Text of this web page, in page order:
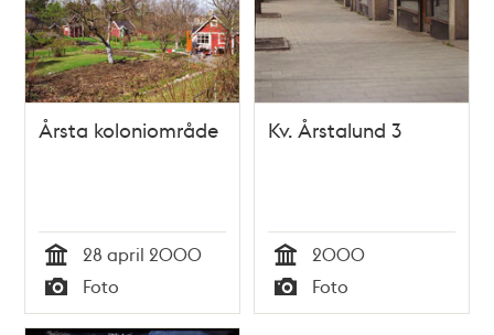
Årsta koloniområde
Tid
28 april 2000
Typ
Foto
Kv. Årstalund 3
Tid
2000
Typ
Foto